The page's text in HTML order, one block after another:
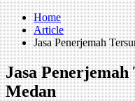
Home
Article
Jasa Penerjemah
Jasa
Medan